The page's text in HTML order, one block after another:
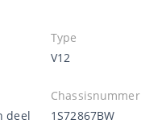
Type
V12
deel
Chassisnummer
1S72867BW